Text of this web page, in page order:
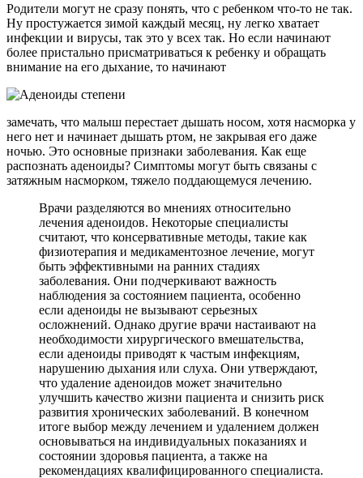
Родители могут не сразу понять, что с ребенком что-то не так.
Ну простужается зимой каждый месяц, ну легко хватает
инфекции и вирусы, так это у всех так. Но если начинают
более пристально присматриваться к ребенку и обращать
внимание на его дыхание, то начинают
замечать, что малыш перестает дышать носом, хотя насморка у
него нет и начинает дышать ртом, не закрывая его даже
ночью. Это основные признаки заболевания. Как еще
распознать аденоиды? Симптомы могут быть связаны с
затяжным насморком, тяжело поддающемуся лечению.
Врачи разделяются во мнениях относительно
лечения аденоидов. Некоторые специалисты
считают, что консервативные методы, такие как
физиотерапия и медикаментозное лечение, могут
быть эффективными на ранних стадиях
заболевания. Они подчеркивают важность
наблюдения за состоянием пациента, особенно
если аденоиды не вызывают серьезных
осложнений. Однако другие врачи настаивают на
необходимости хирургического вмешательства,
если аденоиды приводят к частым инфекциям,
нарушению дыхания или слуха. Они утверждают,
что удаление аденоидов может значительно
улучшить качество жизни пациента и снизить риск
развития хронических заболеваний. В конечном
итоге выбор между лечением и удалением должен
основываться на индивидуальных показаниях и
состоянии здоровья пациента, а также на
рекомендациях квалифицированного специалиста.